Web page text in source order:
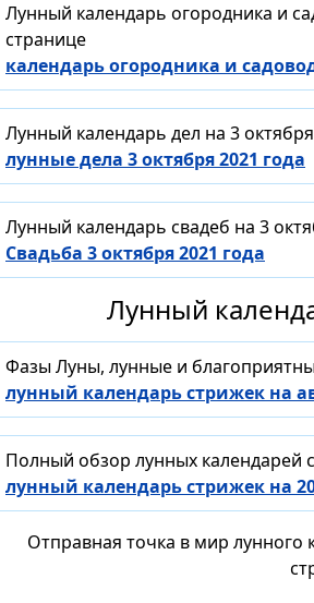
Лунный календарь огородника и
странице
календарь огородника и
Лунный календарь дел на 3
лунные дела 3 октября 2021 года
Лунный календарь свадеб на 3
Свадьба 3 октября 2021 года
Лунный
Фазы Луны, лунные и
лунный календарь стрижек на
Полный обзор лунных календарей
лунный календарь стрижек на
Отправная точка в мир